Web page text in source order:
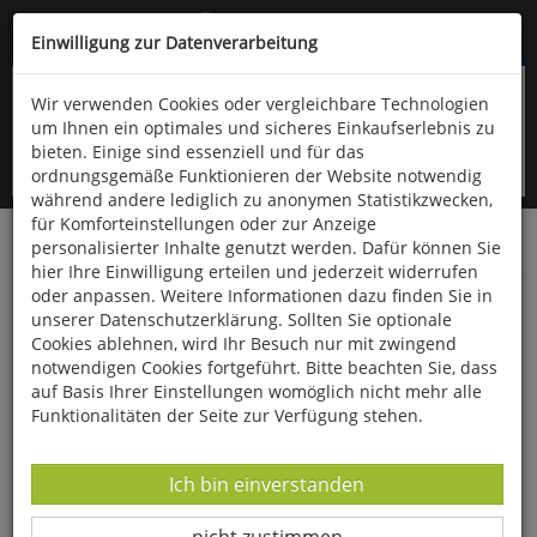
Kompletten Head der Seite überspringen
oder (06766) 9323-960
Startseite Bücher Biologie allgemein Botanik
Die Pflanzenwelt im Großraum Köln
Einwilligung zur Datenverarbeitung
Wir verwenden Cookies oder vergleichbare Technologien
um Ihnen ein optimales und sicheres Einkaufserlebnis zu
bieten. Einige sind essenziell und für das
ordnungsgemäße Funktionieren der Website notwendig
während andere lediglich zu anonymen Statistikzwecken,
für Komforteinstellungen oder zur Anzeige
personalisierter Inhalte genutzt werden. Dafür können Sie
hier Ihre Einwilligung erteilen und jederzeit widerrufen
oder anpassen. Weitere Informationen dazu finden Sie in
unserer Datenschutzerklärung. Sollten Sie optionale
Cookies ablehnen, wird Ihr Besuch nur mit zwingend
notwendigen Cookies fortgeführt. Bitte beachten Sie, dass
auf Basis Ihrer Einstellungen womöglich nicht mehr alle
Funktionalitäten der Seite zur Verfügung stehen.
Datenverarbeitung -
Ich bin einverstanden